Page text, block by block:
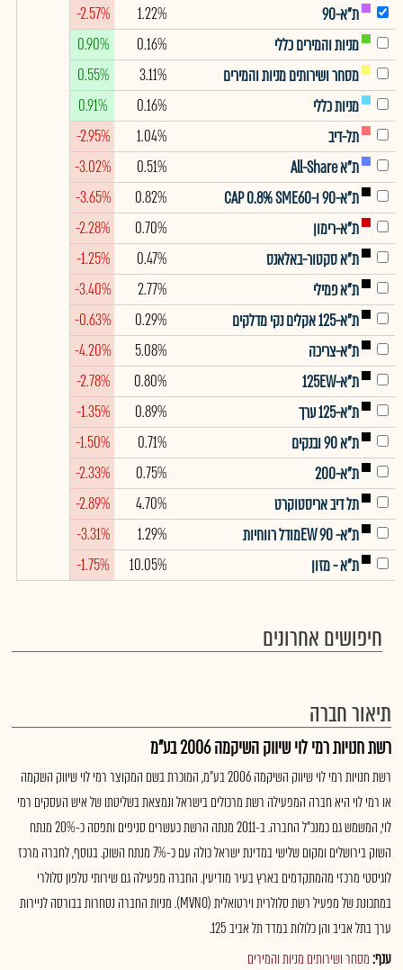
ת"א-90
1.22%
-2.57%
מניות והמירים כללי
0.16%
0.90%
מסחר ושירותים מניות והמירים
3.11%
0.55%
מניות כללי
0.16%
0.91%
תל-דיב
1.04%
-2.95%
ת"א All-Share
0.51%
-3.02%
ת"א-90 ו-CAP 0.8% SME60
0.82%
-3.65%
ת"א-רימון
0.70%
-2.28%
ת"א סקטור-באלאנס
0.47%
-1.25%
ת"א פמילי
2.77%
-3.40%
ת"א-125 אקלים נקי מדלקים
0.29%
-0.63%
ת"א-צריכה
5.08%
-4.20%
ת"א-125EW
0.80%
-2.78%
ת"א-125 ערך
0.89%
-1.35%
ת"א 90 ובנקים
0.71%
-1.50%
ת"א-200
0.75%
-2.33%
תל דיב אריסטוקרט
4.70%
-2.89%
ת"א- EW 90מודל רווחיות
1.29%
-3.31%
ת"א - מזון
10.05%
-1.75%
חיפושים אחרונים
תיאור חברה
רשת חנויות רמי לוי שיווק השיקמה 2006 בע"מ
רשת חנויות רמי לוי שיווק השיקמה 2006 בע"מ, המוכרת בשם המקוצר רמי לוי שיווק השקמה
או רמי לוי היא חברה המפעילה רשת מרכולים בישראל ונמצאת בשליטתו של איש העסקים רמי
לוי, המשמש גם כמנכ"ל החברה. ב-2011 מנתה הרשת כעשרים סניפים ותפסה כ-20% מנתח
השוק בירושלים ומקום שלישי במדינת ישראל כולה עם כ-7% מנתח השוק. בנוסף, לחברה מרכז
לוגיסטי מרכזי מהמתקדמים בארץ בעיר מודיעין. החברה מפעילה גם שירותי טלפון סלולרי
במתכונת של מפעיל רשת סלולרית וירטואלית (MVNO)‏. מניות החברה נסחרות בבורסה לניירות
ערך בתל אביב והן כלולות במדד תל אביב 125.
ענף:מסחר ושירותים מניות והמירים